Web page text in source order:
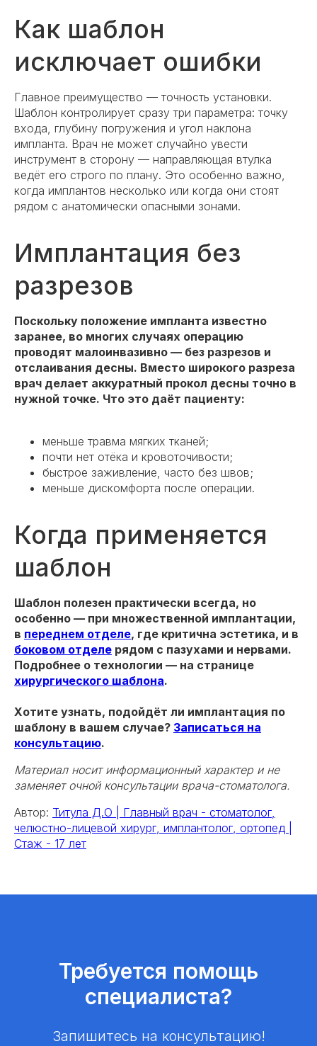
Как шаблон
исключает ошибки
Главное преимущество — точность установки.
Шаблон контролирует сразу три параметра: точку
входа, глубину погружения и угол наклона
импланта. Врач не может случайно увести
инструмент в сторону — направляющая втулка
ведёт его строго по плану. Это особенно важно,
когда имплантов несколько или когда они стоят
рядом с анатомически опасными зонами.
Имплантация без
разрезов
Поскольку положение импланта известно
заранее, во многих случаях операцию
проводят малоинвазивно — без разрезов и
отслаивания десны. Вместо широкого разреза
врач делает аккуратный прокол десны точно в
нужной точке. Что это даёт пациенту:
меньше травма мягких тканей;
почти нет отёка и кровоточивости;
быстрое заживление, часто без швов;
меньше дискомфорта после операции.
Когда применяется
шаблон
Шаблон полезен практически всегда, но
особенно — при множественной имплантации,
в переднем отделе, где критична эстетика, и в
боковом отделе рядом с пазухами и нервами.
Подробнее о технологии — на странице
хирургического шаблона.
Хотите узнать, подойдёт ли имплантация по
шаблону в вашем случае? Записаться на
консультацию.
Материал носит информационный характер и не
заменяет очной консультации врача-стоматолога.
Автор: Титула Д.О | Главный врач - стоматолог,
челюстно-лицевой хирург, имплантолог, ортопед |
Стаж - 17 лет
Требуется помощь
специалиста?
Запишитесь на консультацию!